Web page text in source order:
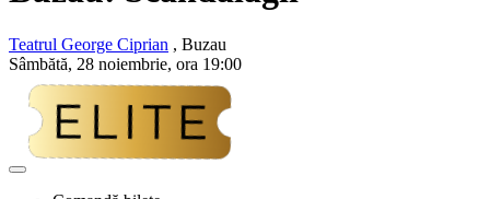
Teatrul George Ciprian , Buzau
Sâmbătă, 28 noiembrie, ora 19:00
Adaugă